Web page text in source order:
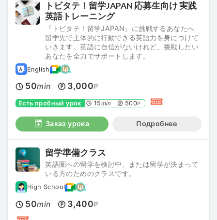
トビタテ！留学JAPAN 応募生向け 実践
英語トレーニング
『トビタテ！留学JAPAN』に挑戦するあなたへ
留学先で主体的に行動できる英語力を身につけて
いきます。英語に自信がないけれど、挑戦したい
あなたを全力でサポートします。
English
50min 3,000P
Есть пробный урок 15min 500P
Заказ урока Подробнее
留学準備クラス
英語圏への留学を検討中、または留学が決まって
いる方のためのクラスです。
High School
50min 3,400P